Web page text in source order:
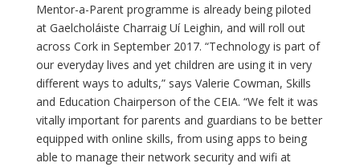
Mentor-a-Parent programme is already being piloted
at Gaelcholáiste Charraig Uí Leighin, and will roll out
across Cork in September 2017. “Technology is part of
our everyday lives and yet children are using it in very
different ways to adults,” says Valerie Cowman, Skills
and Education Chairperson of the CEIA. “We felt it was
vitally important for parents and guardians to be better
equipped with online skills, from using apps to being
able to manage their network security and wifi at